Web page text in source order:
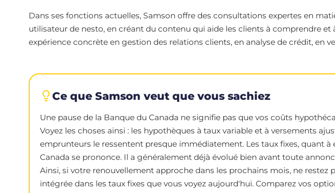
Dans ses fonctions actuelles, Samson offre des consultations expertes en
utilisateur de nesto, en créant du contenu qui aide les clients à comprendre
expérience concrète en gestion des relations clients, en analyse de crédit, en
Ce que Samson veut que vous sachiez
Une pause de la Banque du Canada ne signifie pas que vos coûts
Voyez les choses ainsi : les hypothèques à taux variable et à versements
emprunteurs le ressentent presque immédiatement. Les taux fixes, quant
Canada se prononce. Il a généralement déjà évolué bien avant toute
Ainsi, si votre renouvellement approche dans les prochains mois, ne
intégrée dans les taux fixes que vous voyez aujourd'hui. Comparez vos